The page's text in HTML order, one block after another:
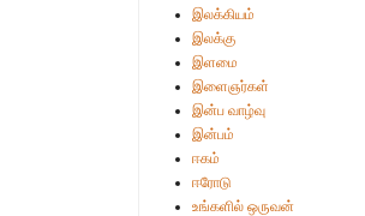
இலக்கியம்
இலக்கு
இளமை
இளைஞர்கள்
இன்ப வாழ்வு
இன்பம்
ஈகம்
ஈரோடு
உங்களில் ஒருவன்